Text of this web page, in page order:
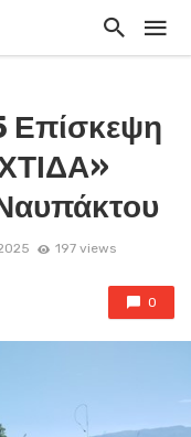
Επίσκεψη
197 views
0